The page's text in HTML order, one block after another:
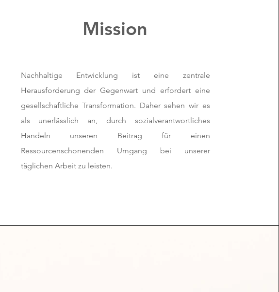
Mission
Nachhaltige Entwicklung ist eine zentrale
Herausforderung der Gegenwart und erfordert eine
gesellschaftliche Transformation. Daher sehen wir es
als unerlässlich an, durch sozialverantwortliches
Handeln unseren Beitrag für einen
Ressourcenschonenden Umgang bei unserer
täglichen Arbeit zu leisten.